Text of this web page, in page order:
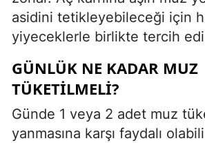
asidini tetikleyebileceği için
yiyeceklerle birlikte tercih
GÜNLÜK NE KADAR MUZ
TÜKETILMELI?
Günde 1 veya 2 adet muz
yanmasına karşı faydalı